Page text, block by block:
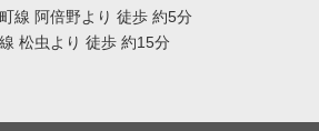
線 阿倍野より 徒歩 約5分
松虫より 徒歩 約15分